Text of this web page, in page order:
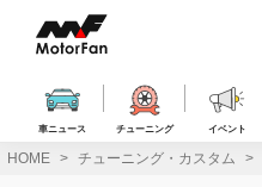
ス
車ニュース チューニング イベント
HOME チューニング・カスタム